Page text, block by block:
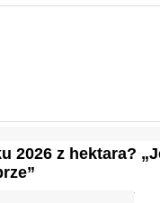
2026 z hektara?